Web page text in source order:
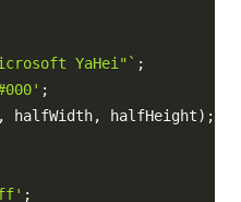
YaHei" ` ;
;
, halfWidth, halfHeight) ;
;